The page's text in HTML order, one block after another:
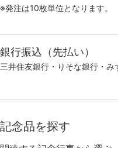
※発注は10枚単位となります。
銀行振込（先払い）
三井住友銀行・りそな銀行・
記念品を探す